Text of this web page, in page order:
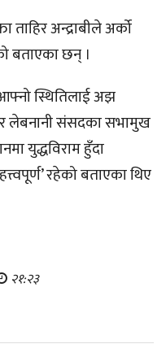
ताहिर अन्द्राबीले अर्को
बताएका छन् ।
स्थितिलाई अझ
लेबनानी संसदका सभामुख
युद्धविराम हुँदा
रहेको बताएका थिए
२१:२३